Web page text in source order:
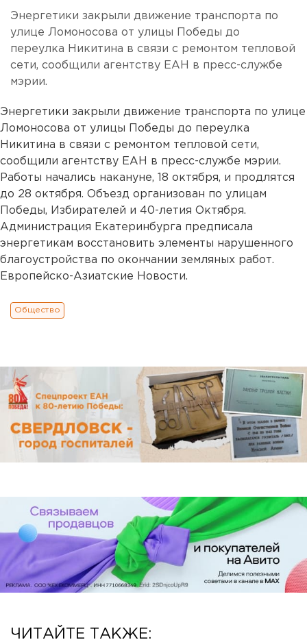
Энергетики закрыли движение транспорта по
улице Ломоносова от улицы Победы до
переулка Никитина в связи с ремонтом тепловой
сети, сообщили агентству ЕАН в пресс-службе
мэрии.
Энергетики закрыли движение транспорта по улице
Ломоносова от улицы Победы до переулка
Никитина в связи с ремонтом тепловой сети,
сообщили агентству ЕАН в пресс-службе мэрии.
Работы начались накануне, 18 октября, и продлятся
до 28 октября. Объезд организован по улицам
Победы, Избирателей и 40-летия Октября.
Администрация Екатеринбурга предписала
энергетикам восстановить элементы нарушенного
благоустройства по окончании земляных работ.
Европейско-Азиатские Новости.
Общество
ЧИТАЙТЕ ТАКЖЕ: